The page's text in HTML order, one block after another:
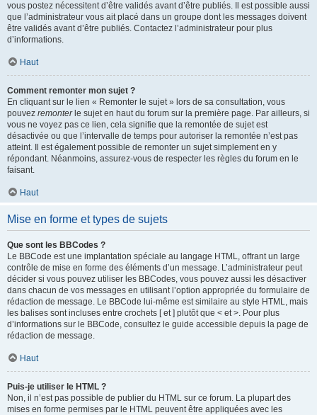
vous postez nécessitent d’être validés avant d’être publiés. Il est possible aussi
que l’administrateur vous ait placé dans un groupe dont les messages doivent
être validés avant d’être publiés. Contactez l’administrateur pour plus
d’informations.
Haut
Comment remonter mon sujet ?
En cliquant sur le lien « Remonter le sujet » lors de sa consultation, vous
pouvez remonterle sujet en haut du forum sur la première page. Par ailleurs, si
vous ne voyez pas ce lien, cela signifie que la remontée de sujet est
désactivée ou que l’intervalle de temps pour autoriser la remontée n’est pas
atteint. Il est également possible de remonter un sujet simplement en y
répondant. Néanmoins, assurez-vous de respecter les règles du forum en le
faisant.
Haut
Mise en forme et types de sujets
Que sont les BBCodes ?
Le BBCode est une implantation spéciale au langage HTML, offrant un large
contrôle de mise en forme des éléments d’un message. L’administrateur peut
décider si vous pouvez utiliser les BBCodes, vous pouvez aussi les désactiver
dans chacun de vos messages en utilisant l’option appropriée du formulaire de
rédaction de message. Le BBCode lui-même est similaire au style HTML, mais
les balises sont incluses entre crochets [ et ] plutôt que < et >. Pour plus
d’informations sur le BBCode, consultez le guide accessible depuis la page de
rédaction de message.
Haut
Puis-je utiliser le HTML ?
Non, il n’est pas possible de publier du HTML sur ce forum. La plupart des
mises en forme permises par le HTML peuvent être appliquées avec les